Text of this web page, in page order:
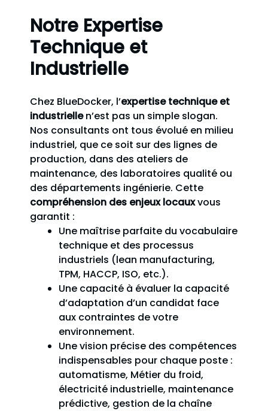
Notre Expertise
Technique et
Industrielle
Chez BlueDocker, l’expertise technique et
industriellen’est pas un simple slogan.
Nos consultants ont tous évolué en milieu
industriel, que ce soit sur des lignes de
production, dans des ateliers de
maintenance, des laboratoires qualité ou
des départements ingénierie. Cette
compréhension des enjeux locauxvous
garantit :
Une maîtrise parfaite du vocabulaire
technique et des processus
industriels (lean manufacturing,
TPM, HACCP, ISO, etc.).
Une capacité à évaluer la capacité
d’adaptation d’un candidat face
aux contraintes de votre
environnement.
Une vision précise des compétences
indispensables pour chaque poste :
automatisme, Métier du froid,
électricité industrielle, maintenance
prédictive, gestion de la chaîne